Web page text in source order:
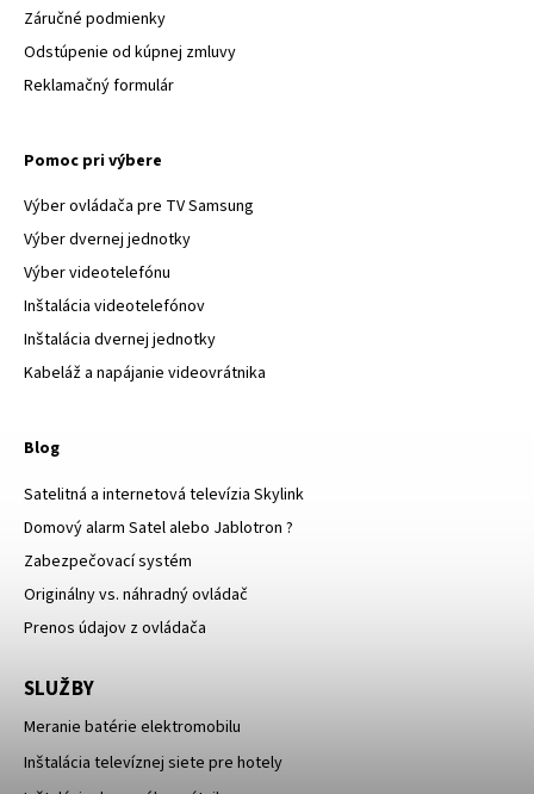
Záručné podmienky
Odstúpenie od kúpnej zmluvy
Reklamačný formulár
Pomoc pri výbere
Výber ovládača pre TV Samsung
Výber dvernej jednotky
Výber videotelefónu
Inštalácia videotelefónov
Inštalácia dvernej jednotky
Kabeláž a napájanie videovrátnika
Blog
Satelitná a internetová televízia Skylink
Domový alarm Satel alebo Jablotron ?
Zabezpečovací systém
Originálny vs. náhradný ovládač
Prenos údajov z ovládača
SLUŽBY
Meranie batérie elektromobilu
Inštalácia televíznej siete pre hotely